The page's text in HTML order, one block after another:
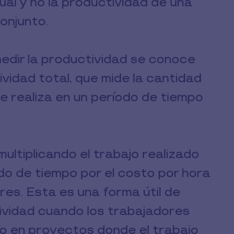
la productividad se conoce
total, que mide la cantidad
realiza en un período de tiempo
el trabajo realizado
de tiempo por el costo por hora
Esta es una forma útil de
cuando los trabajadores
en proyectos donde el trabajo